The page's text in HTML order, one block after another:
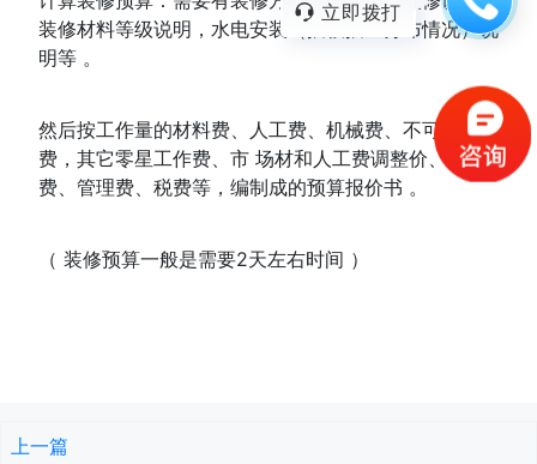
立即拨打
装修材料等级说明，水电安装（插板插坐分布情况）说
明等 。
然后按工作量的材料费、人工费、机械费、不可预见
费，其它零星工作费、市 场材和人工费调整价、采保
费、管理费、税费等，编制成的预算报价书 。
（ 装修预算一般是需要2天左右时间 ）
上一篇